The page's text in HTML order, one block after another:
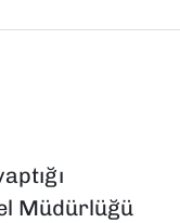
Müdürlüğü